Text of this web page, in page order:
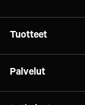
Tuotteet
Palvelut
Konsultointi